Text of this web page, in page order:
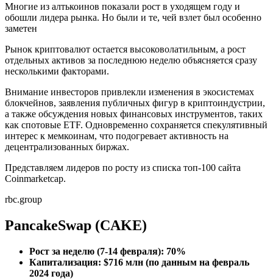
Многие из алтькоинов показали рост в уходящем году и
обошли лидера рынка. Но были и те, чей взлет был особенно
заметен
Рынок криптовалют остается высоковолатильным, а рост
отдельных активов за последнюю неделю объясняется сразу
несколькими факторами.
Внимание инвесторов привлекли изменения в экосистемах
блокчейнов, заявления публичных фигур в криптоиндустрии,
а также обсуждения новых финансовых инструментов, таких
как спотовые ETF. Одновременно сохраняется спекулятивный
интерес к мемкоинам, что подогревает активность на
децентрализованных биржах.
Представляем лидеров по росту из списка топ-100 сайта
Coinmarketcap.
rbc.group
PancakeSwap (CAKE)
Рост за неделю (7-14 февраля): 70%
Капитализация: $716 млн (по данным на февраль
2024 года)